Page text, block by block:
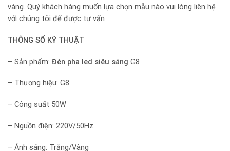
vàng. Quý khách hàng muốn lựa chọn mẫu nào vui lòng liên hệ
với chúng tôi để được tư vấn
THÔNG SỐ KỸ THUẬT
– Sản phẩm: Đèn pha led siêu sáng G8
– Thương hiệu: G8
– Công suất 50W
– Nguồn điện: 220V/50Hz
– Ánh sáng: Trắng/Vàng